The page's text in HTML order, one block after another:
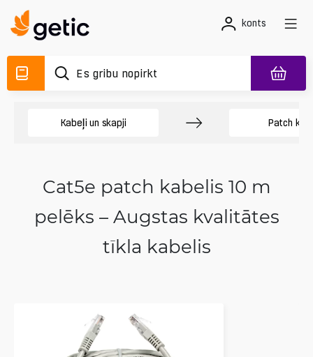
konts
Kabeļi un skapji Patch
Cat5e patch kabelis 10 m
pelēks – Augstas kvalitātes
tīkla kabelis